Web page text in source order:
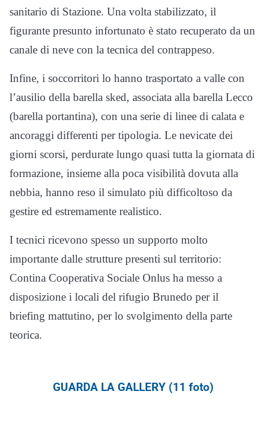
sanitario di Stazione. Una volta stabilizzato, il
figurante presunto infortunato è stato recuperato da un
canale di neve con la tecnica del contrappeso.
Infine, i soccorritori lo hanno trasportato a valle con
l’ausilio della barella sked, associata alla barella Lecco
(barella portantina), con una serie di linee di calata e
ancoraggi differenti per tipologia. Le nevicate dei
giorni scorsi, perdurate lungo quasi tutta la giornata di
formazione, insieme alla poca visibilità dovuta alla
nebbia, hanno reso il simulato più difficoltoso da
gestire ed estremamente realistico.
I tecnici ricevono spesso un supporto molto
importante dalle strutture presenti sul territorio:
Contina Cooperativa Sociale Onlus ha messo a
disposizione i locali del rifugio Brunedo per il
briefing mattutino, per lo svolgimento della parte
teorica.
GUARDA LA GALLERY (11 foto)